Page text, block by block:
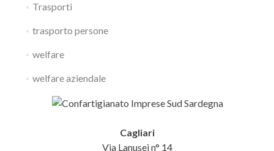
Trasporti
trasporto persone
welfare
welfare aziendale
Cagliari
Via Lanusei n° 14